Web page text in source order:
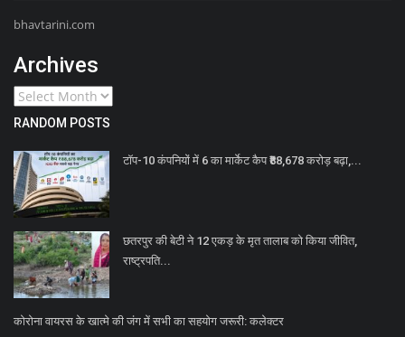
bhavtarini.com
Archives
RANDOM POSTS
टॉप-10 कंपनियों में 6 का मार्केट कैप ₹88,678 करोड़ बढ़ा,...
छतरपुर की बेटी ने 12 एकड़ के मृत तालाब को किया जीवित,
राष्ट्रपति...
कोरोना वायरस के खात्मे की जंग में सभी का सहयोग जरूरी: कलेक्टर